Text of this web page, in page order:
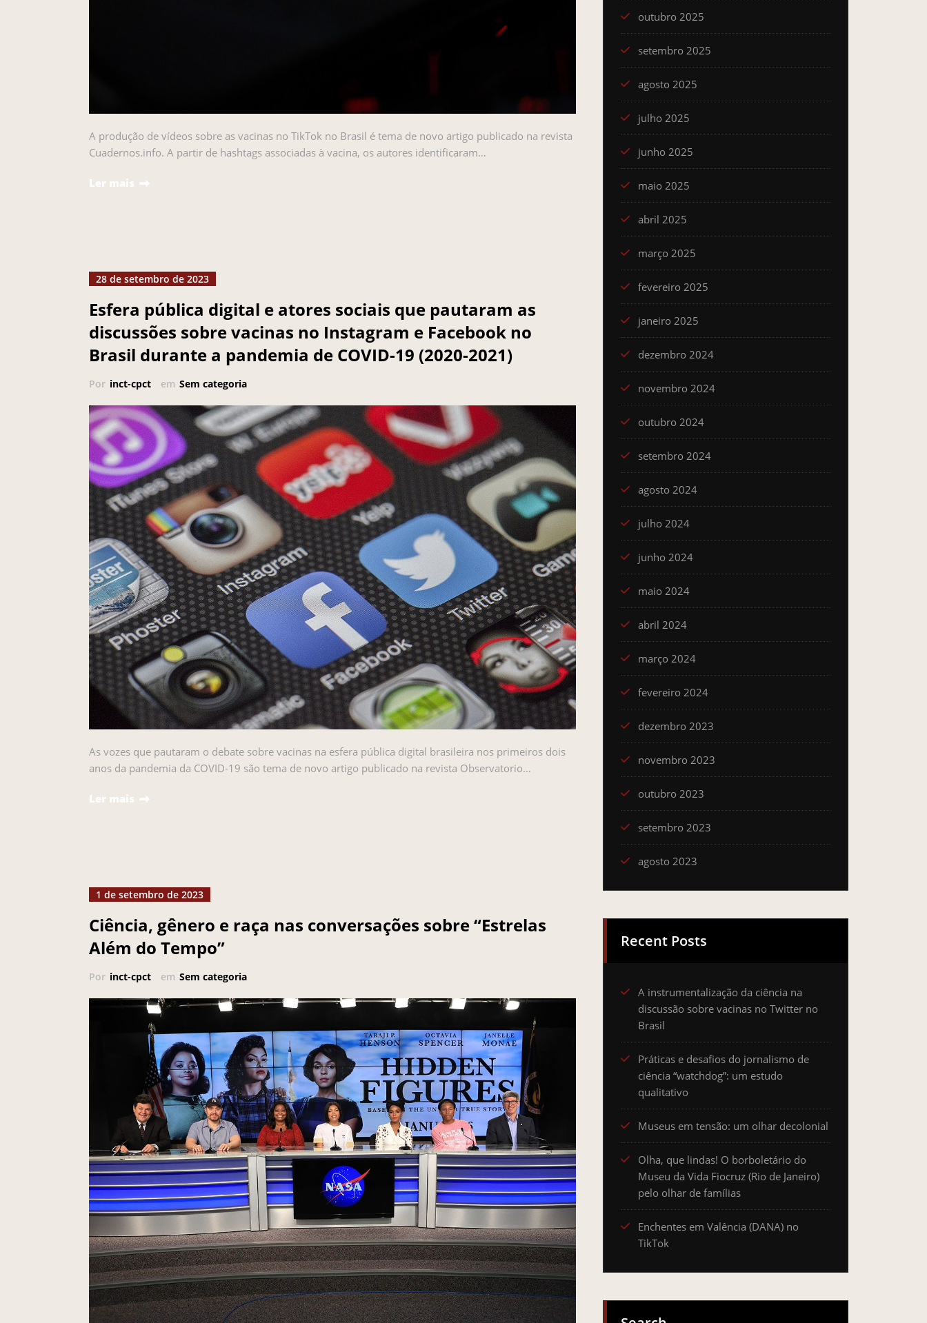
A produção de vídeos sobre as vacinas no TikTok no Brasil é tema de novo artigo publicado na revista
Cuadernos.info. A partir de hashtags associadas à vacina, os autores identificaram…
Ler mais
28 de setembro de 2023
Esfera pública digital e atores sociais que pautaram as
discussões sobre vacinas no Instagram e Facebook no
Brasil durante a pandemia de COVID-19 (2020-2021)
Por inct-cpct em Sem categoria
As vozes que pautaram o debate sobre vacinas na esfera pública digital brasileira nos primeiros dois
anos da pandemia da COVID-19 são tema de novo artigo publicado na revista Observatorio…
Ler mais
1 de setembro de 2023
Ciência, gênero e raça nas conversações sobre “Estrelas
Além do Tempo”
Por inct-cpct em Sem categoria
outubro 2025
setembro 2025
agosto 2025
julho 2025
junho 2025
maio 2025
abril 2025
março 2025
fevereiro 2025
janeiro 2025
dezembro 2024
novembro 2024
outubro 2024
setembro 2024
agosto 2024
julho 2024
junho 2024
maio 2024
abril 2024
março 2024
fevereiro 2024
dezembro 2023
novembro 2023
outubro 2023
setembro 2023
agosto 2023
Recent Posts
A instrumentalização da ciência na
discussão sobre vacinas no Twitter no
Brasil
Práticas e desafios do jornalismo de
ciência “watchdog”: um estudo
qualitativo
Museus em tensão: um olhar decolonial
Olha, que lindas! O borboletário do
Museu da Vida Fiocruz (Rio de Janeiro)
pelo olhar de famílias
Enchentes em Valência (DANA) no
TikTok